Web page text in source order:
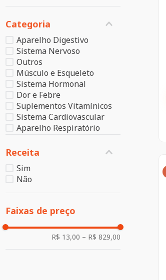
Categoria
Aparelho Digestivo
Sistema Nervoso
Outros
Músculo e Esqueleto
Sistema Hormonal
Dor e Febre
Suplementos Vitamínicos
Sistema Cardiovascular
Aparelho Respiratório
Gripe e Resfriado
Suplementos Alimentares
Hematológicos
Reprodutor
Órgãos dos Sentidos
Tratamento Facial
Tratamento Corporal
Receita
Sim
Não
Faixas de preço
R$ 13,00 – R$ 829,00